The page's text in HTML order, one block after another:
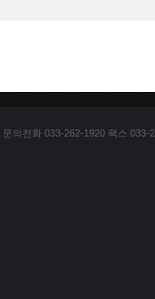
의전화 033-262-1920 팩스 033-